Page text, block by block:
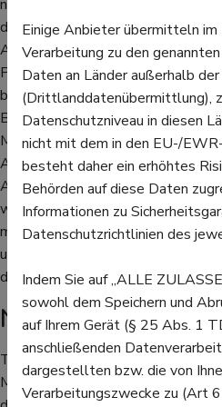
nach ungefähr 12 Stunden ein. Es
dauern, bis das Mometason richtig
Allergien zu tun hat und weiß,
Pflanze, gegen die sie oder er
bereits vorbeugend bis zu vier
Behandlung beginnen. Ein großer
Mometasonfuroat ist die gute
Anwendung gelangt wenig
Arzneimittel wirkt gleich da, wo
weiterer Vorteil ist, dass
müde macht, was bei manchen
und Heuschnupfen der Fall ist. Es
deswegen über einen längeren
Nebenwirkungen
Trotzdem kann es bei der
Momentasonfuroat einige
Einige Anbieter übermitteln im
Verarbeitung zu den
Daten an Länder außerhalb
(Drittlanddatenübermittlung),
Datenschutzniveau in diesen
nicht mit dem in den EU-/
besteht daher ein erhöhtes
Behörden auf diese Daten
Informationen zu
Datenschutzrichtlinien des
Indem Sie auf „ALLE
sowohl dem Speichern und
auf Ihrem Gerät (§ 25 Abs. 1
anschließenden
dargestellten bzw. die von
Verarbeitungszwecke zu (Art